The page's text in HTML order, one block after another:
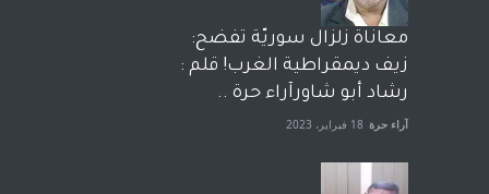
معاناة زلزال سوريّة تفضح:
زيف ديمقراطية الغرب! قلم :
رشاد أبو شاورآراء حرة ..
آراء حرة 18 فبراير، 2023